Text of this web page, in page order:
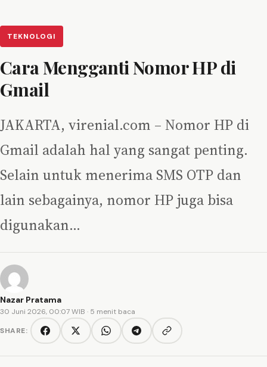
TEKNOLOGI
Cara Mengganti Nomor HP di
Gmail
JAKARTA, virenial.com – Nomor HP di
Gmail adalah hal yang sangat penting.
Selain untuk menerima SMS OTP dan
lain sebagainya, nomor HP juga bisa
digunakan…
Nazar Pratama
30 Juni 2026, 00:07 WIB · 5 menit baca
SHARE:
FacebookTwitter/XWhatsAppTelegramCopy link